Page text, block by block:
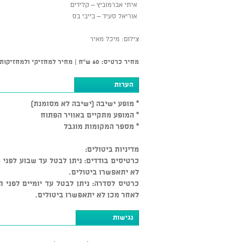
איתי אברמוביץ – קלידים
אוריאל סעיד – בייבי בס
צילום: מיכל מאיר
מחיר כרטיס: 60 ש"ח | מחיר למחזיקי ולמחזיקות דיגיתל 40 ש"ח
הערות
* מופע ישיבה (ישיבה לא מסומנת)
* המופע מתקיים באוויר הפתוח
* מספר המקומות מוגבל
מדיניות ביטולים:
לא יתאפשרו ביטולים.
לאחר מכן לא יתאפשרו ביטולים.
נגישות